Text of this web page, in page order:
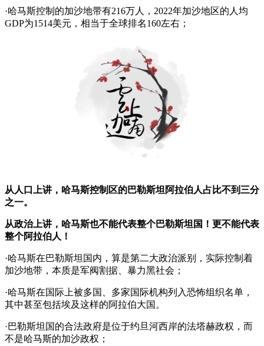
·哈马斯控制的加沙地带有216万人，2022年加沙地区的人均
GDP为1514美元，相当于全球排名160左右；
从人口上讲，哈马斯控制区的巴勒斯坦阿拉伯人占比不到三分
之一。
从政治上讲，哈马斯也不能代表整个巴勒斯坦国！更不能代表
整个阿拉伯人！
·哈马斯在巴勒斯坦国内，算是第二大政治派别，实际控制着
加沙地带，本质是军阀割据、暴力黑社会；
·哈马斯在国际上被多国、多家国际机构列入恐怖组织名单，
其中甚至包括埃及这样的阿拉伯大国。
·巴勒斯坦国的合法政府是位于约旦河西岸的法塔赫政权，而
不是哈马斯的加沙政权；